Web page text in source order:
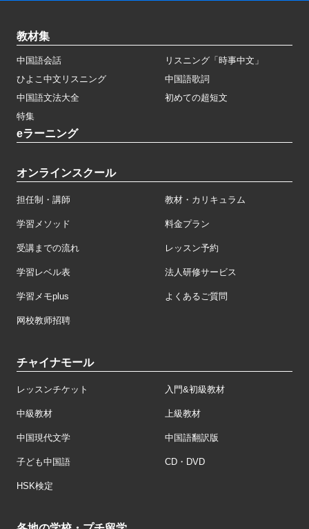
教材集
中国語会話
リスニング「時事中文」
ひよこ中文リスニング
中国語歌詞
中国語文法大全
初めての超短文
特集
eラーニング
オンラインスクール
担任制・講師 教材・カリキュラム
学習メソッド 料金プラン
受講までの流れ レッスン予約
学習レベル表 法人研修サービス
学習メモplus よくあるご質問
网校教师招聘
チャイナモール
レッスンチケット 入門&初級教材
中級教材 上級教材
中国現代文学 中国語翻訳版
子ども中国語 CD・DVD
HSK検定